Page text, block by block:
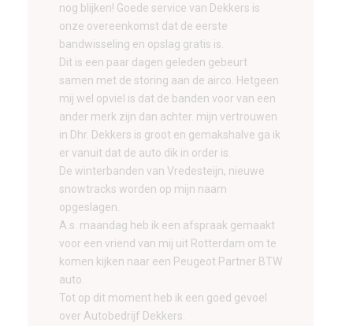
nog blijken! Goede service van Dekkers is
onze overeenkomst dat de eerste
bandwisseling en opslag gratis is.
Dit is een paar dagen geleden gebeurt
samen met de storing aan de airco. Hetgeen
mij wel opviel is dat de banden voor van een
ander merk zijn dan achter. mijn vertrouwen
in Dhr. Dekkers is groot en gemakshalve ga ik
er vanuit dat de auto dik in order is.
De winterbanden van Vredesteijn, nieuwe
snowtracks worden op mijn naam
opgeslagen.
A.s. maandag heb ik een afspraak gemaakt
voor een vriend van mij uit Rotterdam om te
komen kijken naar een Peugeot Partner BTW
auto.
Tot op dit moment heb ik een goed gevoel
over Autobedrijf Dekkers.